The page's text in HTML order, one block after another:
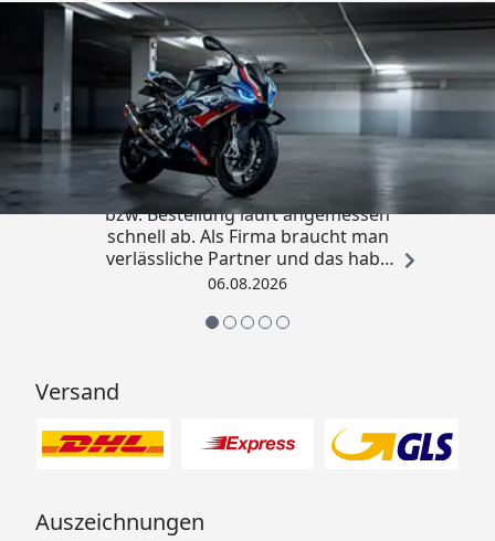
Trusted Shops
4,85/ 5
„Die Abwicklung eines Auftrages
bzw. Bestellung läuft angemessen
schnell ab. Als Firma braucht man
verlässliche Partner und das habe
ich hier gefunden.“
06.08.2026
Versand
Auszeichnungen